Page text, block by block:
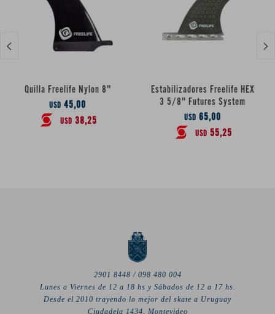
Quilla Freelife Nylon 8"
USD 45,00
USD 38,25
Estabilizadores Freelife HEX
3 5/8" Futures System
USD 65,00
USD 55,25
 
2901 8448 / 098 480 004
Lunes a Viernes de 12 a 18 hs y Sábados de 12 a 17 hs.
Desde el 2010 trayendo lo mejor del skate a Uruguay
Ciudadela 1434, Montevideo